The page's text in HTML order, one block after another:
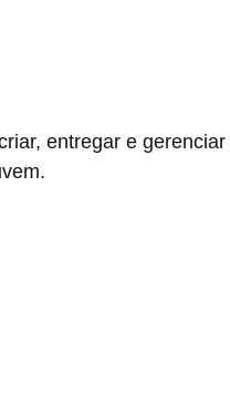
entregar e gerenciar